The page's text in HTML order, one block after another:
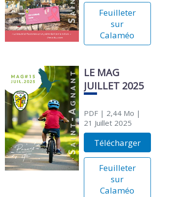
Feuilleter
sur
Calaméo
LE MAG
JUILLET 2025
PDF| 2,44 Mo |
21 Juillet 2025
Télécharger
Feuilleter
sur
Calaméo